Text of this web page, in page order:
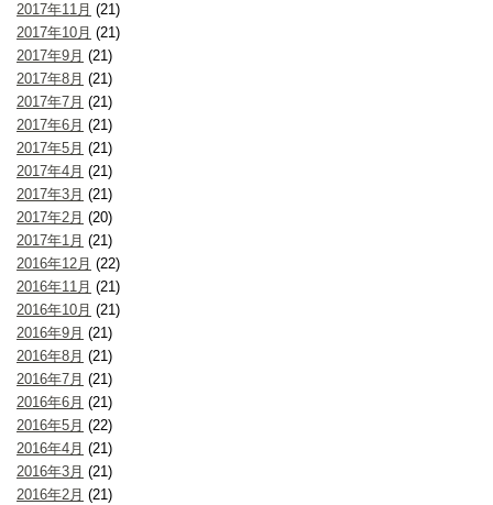
2017年11月 (21)
2017年10月 (21)
2017年9月 (21)
2017年8月 (21)
2017年7月 (21)
2017年6月 (21)
2017年5月 (21)
2017年4月 (21)
2017年3月 (21)
2017年2月 (20)
2017年1月 (21)
2016年12月 (22)
2016年11月 (21)
2016年10月 (21)
2016年9月 (21)
2016年8月 (21)
2016年7月 (21)
2016年6月 (21)
2016年5月 (22)
2016年4月 (21)
2016年3月 (21)
2016年2月 (21)